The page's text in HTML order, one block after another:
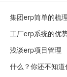
集团erp简单的梳
工厂erp系统的优
浅谈erp项目管理
什么？你还不知